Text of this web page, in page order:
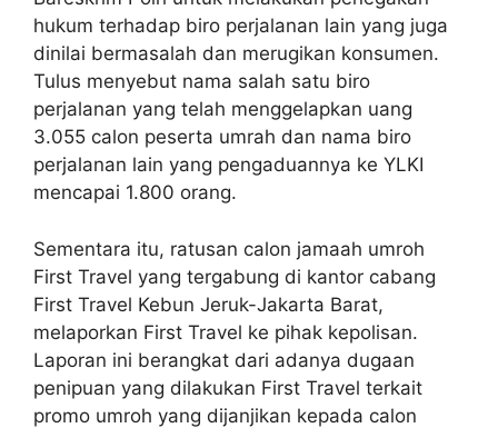
hukum terhadap biro perjalanan lain yang juga
dinilai bermasalah dan merugikan konsumen.
Tulus menyebut nama salah satu biro
perjalanan yang telah menggelapkan uang
3.055 calon peserta umrah dan nama biro
perjalanan lain yang pengaduannya ke YLKI
mencapai 1.800 orang.
Sementara itu, ratusan calon jamaah umroh
First Travel yang tergabung di kantor cabang
First Travel Kebun Jeruk-Jakarta Barat,
melaporkan First Travel ke pihak kepolisan.
Laporan ini berangkat dari adanya dugaan
penipuan yang dilakukan First Travel terkait
promo umroh yang dijanjikan kepada calon